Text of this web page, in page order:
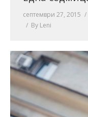
септември 27, 2015
By Leni